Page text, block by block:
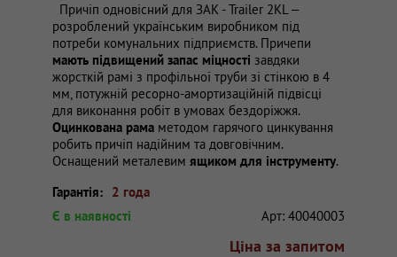
Причіп одновісний для ЗАК - Trailer 2KL –
розроблений українським виробником під
потреби комунальних підприємств. Причепи
мають підвищений запас міцності завдяки
жорсткій рамі з профільної труби зі стінкою в 4
мм, потужній ресорно-амортизаційній підвісці
для виконання робіт в умовах бездоріжжя.
Оцинкована рама методом гарячого цинкування
робить причіп надійним та довговічним.
Оснащений металевим ящиком для інструменту.
Гарантія: 2 года
Є в наявності
Арт: 40040003
Ціна за запитом